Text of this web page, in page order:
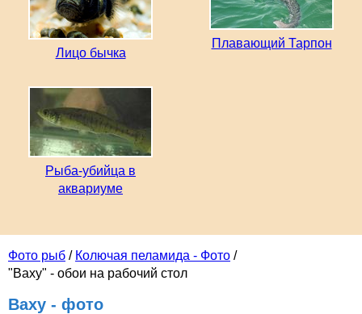
Фото рыб / Колючая пеламида - Фото /
"Ваху" - обои на рабочий стол
Ваху - фото
Лицо бычка
Плавающий Тарпон
Рыба-убийца в
аквариуме